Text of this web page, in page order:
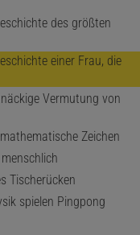
des größten
einer Frau, die
Vermutung von
Zeichen
Tischerücken
spielen Pingpong